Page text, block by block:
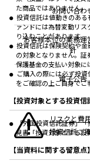
た商品ではありません。
投資信託は値動きのあ
ァンドには為替変動リス
り込むことがあります。
投資信託は保険契約や
の対象となりません。
保護基金の支払い対象に
ご購入の際には必ず投
をご確認の上ご自身でご
【投資対象とする投資信
「外国投資信託証券」
見書「投資対象とする
【当資料に関する留意点】
有価証券届出書
こだわりのイン
なしシリーズ
確定拠出年金に
資産形成サポート
NAMシティ
お問い合わせ
よくあるご質問
投資の教室
方針・その他開示
採用情報
公式キャラクタ
メディアお問い合わ
お客様本位の業務運
針
電子公告
リスクと費
投資信託ご